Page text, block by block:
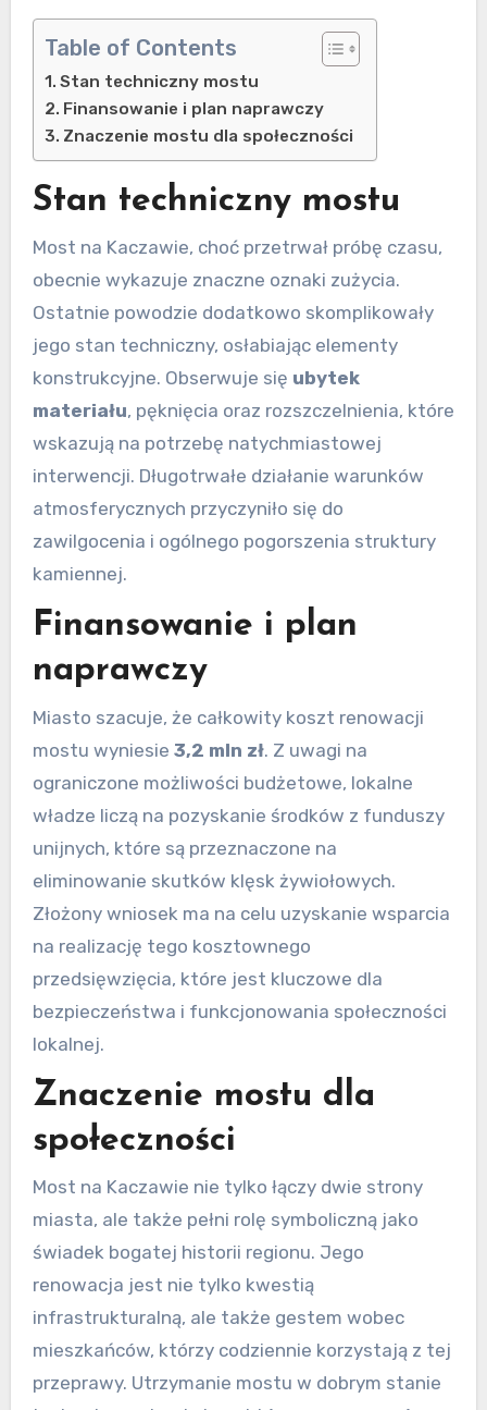
Table of Contents
Stan techniczny mostu
Finansowanie i plan naprawczy
Znaczenie mostu dla społeczności
Stan techniczny mostu
Most na Kaczawie, choć przetrwał próbę czasu,
obecnie wykazuje znaczne oznaki zużycia.
Ostatnie powodzie dodatkowo skomplikowały
jego stan techniczny, osłabiając elementy
konstrukcyjne. Obserwuje się ubytek
materiału, pęknięcia oraz rozszczelnienia, które
wskazują na potrzebę natychmiastowej
interwencji. Długotrwałe działanie warunków
atmosferycznych przyczyniło się do
zawilgocenia i ogólnego pogorszenia struktury
kamiennej.
Finansowanie i plan
naprawczy
Miasto szacuje, że całkowity koszt renowacji
mostu wyniesie 3,2 mln zł. Z uwagi na
ograniczone możliwości budżetowe, lokalne
władze liczą na pozyskanie środków z funduszy
unijnych, które są przeznaczone na
eliminowanie skutków klęsk żywiołowych.
Złożony wniosek ma na celu uzyskanie wsparcia
na realizację tego kosztownego
przedsięwzięcia, które jest kluczowe dla
bezpieczeństwa i funkcjonowania społeczności
lokalnej.
Znaczenie mostu dla
społeczności
Most na Kaczawie nie tylko łączy dwie strony
miasta, ale także pełni rolę symboliczną jako
świadek bogatej historii regionu. Jego
renowacja jest nie tylko kwestią
infrastrukturalną, ale także gestem wobec
mieszkańców, którzy codziennie korzystają z tej
przeprawy. Utrzymanie mostu w dobrym stanie